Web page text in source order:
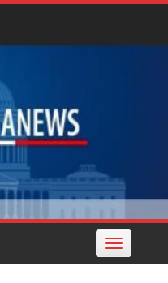
Toggle
navigation